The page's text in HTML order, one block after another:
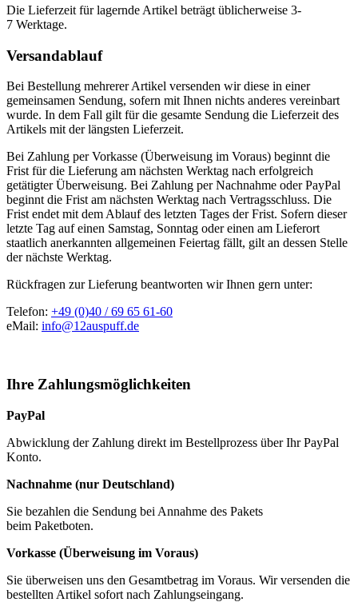
Die Lieferzeit für lagernde Artikel beträgt üblicherweise 3-
7 Werktage.
Versandablauf
Bei Bestellung mehrerer Artikel versenden wir diese in einer
gemeinsamen Sendung, sofern mit Ihnen nichts anderes vereinbart
wurde. In dem Fall gilt für die gesamte Sendung die Lieferzeit des
Artikels mit der längsten Lieferzeit.
Bei Zahlung per Vorkasse (Überweisung im Voraus) beginnt die
Frist für die Lieferung am nächsten Werktag nach erfolgreich
getätigter Überweisung. Bei Zahlung per Nachnahme oder PayPal
beginnt die Frist am nächsten Werktag nach Vertragsschluss. Die
Frist endet mit dem Ablauf des letzten Tages der Frist. Sofern dieser
letzte Tag auf einen Samstag, Sonntag oder einen am Lieferort
staatlich anerkannten allgemeinen Feiertag fällt, gilt an dessen Stelle
der nächste Werktag.
Rückfragen zur Lieferung beantworten wir Ihnen gern unter:
Telefon: +49 (0)40 / 69 65 61-60
eMail: info@12auspuff.de
Ihre Zahlungsmöglichkeiten
PayPal
Abwicklung der Zahlung direkt im Bestellprozess über Ihr PayPal
Konto.
Nachnahme (nur Deutschland)
Sie bezahlen die Sendung bei Annahme des Pakets
beim Paketboten.
Vorkasse (Überweisung im Voraus)
Sie überweisen uns den Gesamtbetrag im Voraus. Wir versenden die
bestellten Artikel sofort nach Zahlungseingang.